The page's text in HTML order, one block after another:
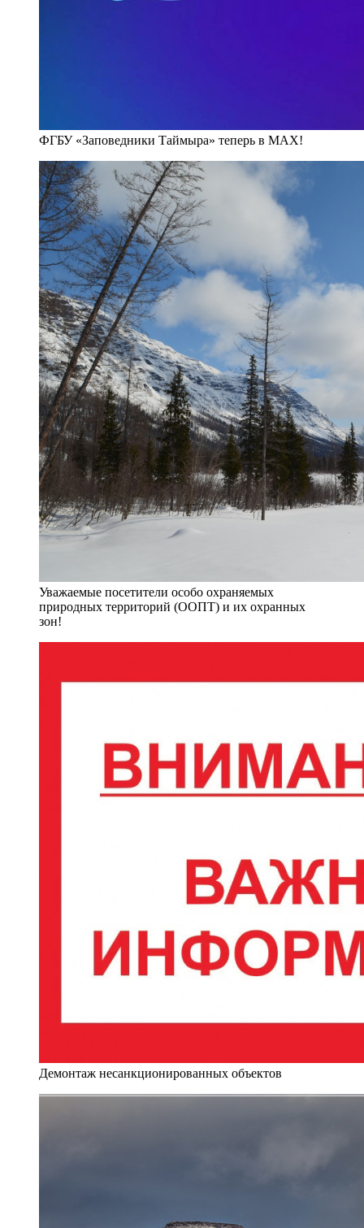
ФГБУ «Заповедники Таймыра» теперь в MAX!
Уважаемые посетители особо охраняемых
природных территорий (ООПТ) и их охранных
зон!
Демонтаж несанкционированных объектов